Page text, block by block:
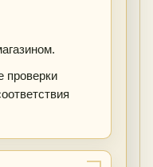
проверки